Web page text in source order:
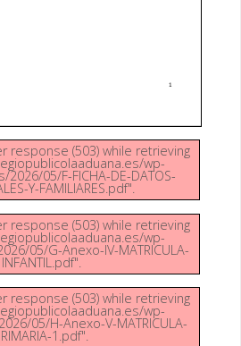
response (503) while retrieving
wp-
05/F-FICHA-DE-DATOS-
Y-FAMILIARES.pdf".
response (503) while retrieving
wp-
05/G-Anexo-IV-MATRICULA-
INFANTIL.pdf".
response (503) while retrieving
wp-
05/H-Anexo-V-MATRICULA-
1.pdf".